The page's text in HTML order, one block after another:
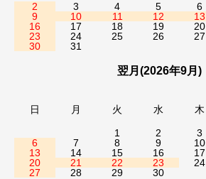
2
3 4 5 6
9
10 11 12 13
16
17 18 19 20
23
24 25 26 27
30
31
翌月(2026年9月)
日 月 火 水 木
1 2 3
6
7 8 9 10
13
14 15 16 17
20
21 22 23 24
27
28 29
30